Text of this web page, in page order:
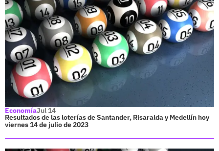
EconomíaJul 14
Resultados de las loterías de Santander, Risaralda y Medellín hoy
viernes 14 de julio de 2023